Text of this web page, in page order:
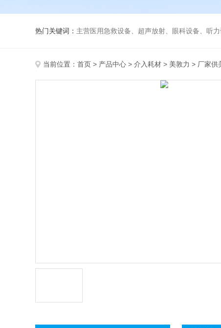
热门关键词： 主营医用急救设备、超声放射、眼科设备、听力设备、诊察设备
当前位置： 首页 > 产品中心 > 介入耗材 > 美敦力 > 厂家供